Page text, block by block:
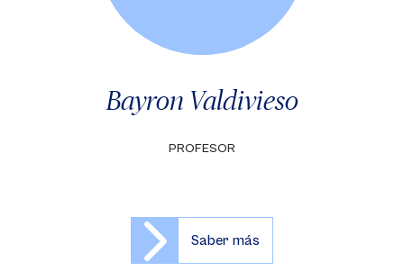
Bayron Valdivieso
PROFESOR
Saber más